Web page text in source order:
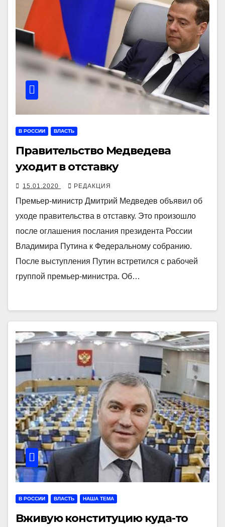
В РОССИИ ВЛАСТЬ
Правительство Медведева
уходит в отставку
15.01.2020 РЕДАКЦИЯ
Премьер-министр Дмитрий Медведев объявил об
уходе правительства в отставку. Это произошло
после оглашения послания президента России
Владимира Путина к Федеральному собранию.
После выступления Путин встретился с рабочей
группой премьер-министра. Об…
В РОССИИ ВЛАСТЬ НАША ТЕМА
Вживую конституцию куда-то